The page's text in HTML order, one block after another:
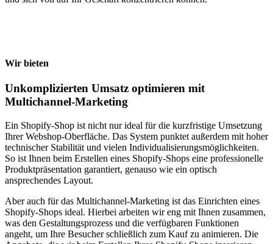
Wir bieten
Unkomplizierten Umsatz optimieren mit
Multichannel-Marketing
Ein Shopify-Shop ist nicht nur ideal für die kurzfristige Umsetzung
Ihrer Webshop-Oberfläche. Das System punktet außerdem mit hoher
technischer Stabilität und vielen Individualisierungsmöglichkeiten.
So ist Ihnen beim Erstellen eines Shopify-Shops eine professionelle
Produktpräsentation garantiert, genauso wie ein optisch
ansprechendes Layout.
Aber auch für das Multichannel-Marketing ist das Einrichten eines
Shopify-Shops ideal. Hierbei arbeiten wir eng mit Ihnen zusammen,
was den Gestaltungsprozess und die verfügbaren Funktionen
angeht, um Ihre Besucher schließlich zum Kauf zu animieren. Die